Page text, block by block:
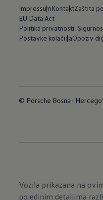
ImpressumKontaktZaštita
EU Data Act
Politika
Postavke kolačićaOpoziv
© Porsche Bosna i
Vozila prikazana na
pojedinim detaljima